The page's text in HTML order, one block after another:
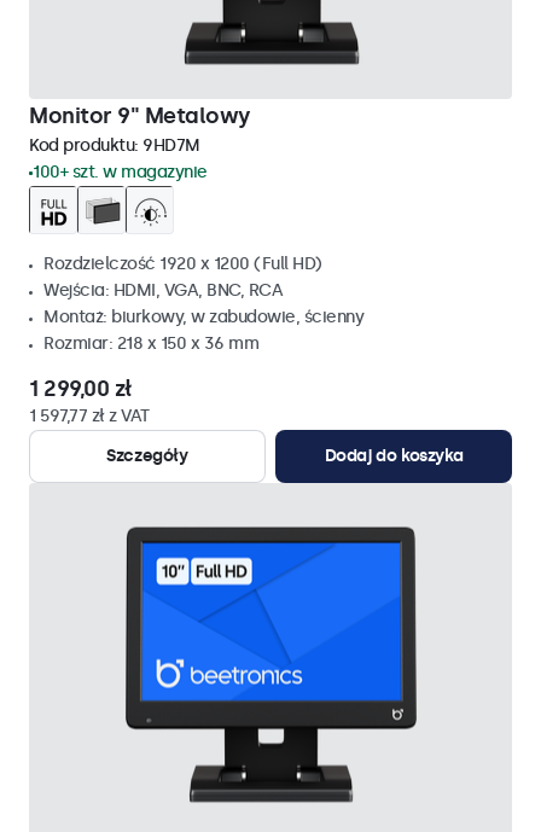
Monitor 9" Metalowy
Kod produktu: 9HD7M
100+ szt. w magazynie
Rozdzielczość 1920 x 1200 (Full HD)
Wejścia: HDMI, VGA, BNC, RCA
Montaż: biurkowy, w zabudowie, ścienny
Rozmiar: 218 x 150 x 36 mm
1 299,00 zł
1 597,77 zł z VAT
Szczegóły
Dodaj do koszyka